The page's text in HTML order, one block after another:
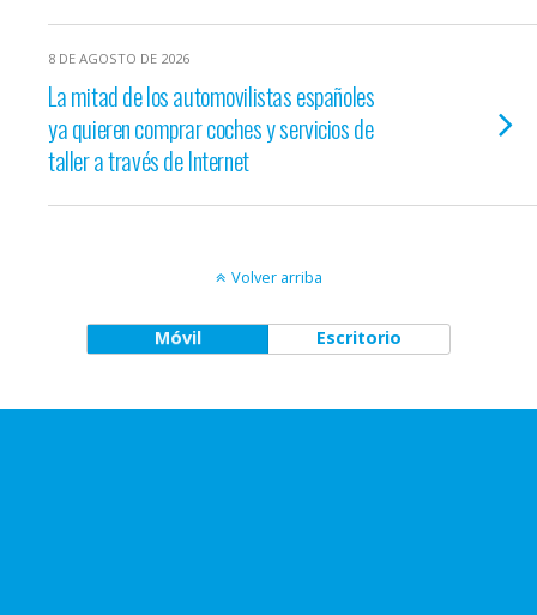
8 DE AGOSTO DE 2026
La mitad de los automovilistas españoles
ya quieren comprar coches y servicios de
taller a través de Internet
Volver arriba
Móvil Escritorio